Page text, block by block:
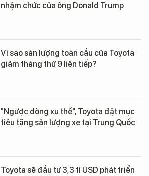
nhậm chức của ông Donald Trump
Vì sao sản lượng toàn cầu của Toyota
giảm tháng thứ 9 liên tiếp?
"Ngược dòng xu thế", Toyota đặt mục
tiêu tăng sản lượng xe tại Trung Quốc
Toyota sẽ đầu tư 3,3 tỉ USD phát triển